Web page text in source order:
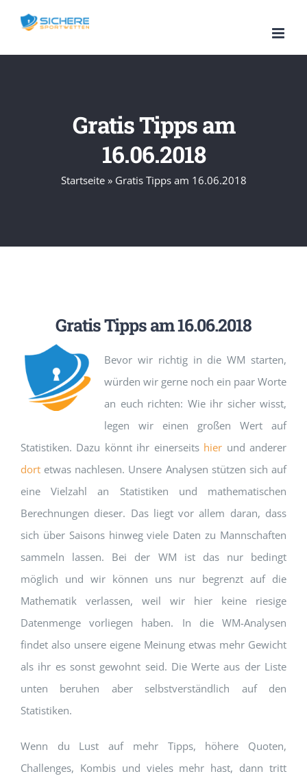
Inhalt
springen
Gratis Tipps am
16.06.2018
Startseite» Gratis Tipps am 16.06.2018
Gratis Tipps am 16.06.2018
Bevor wir richtig in die WM starten,
würden wir gerne noch ein paar Worte
an euch richten: Wie ihr sicher wisst,
legen wir einen großen Wert auf
Statistiken. Dazu könnt ihr einerseits hier und anderer
dort etwas nachlesen. Unsere Analysen stützen sich auf
eine Vielzahl an Statistiken und mathematischen
Berechnungen dieser. Das liegt vor allem daran, dass
sich über Saisons hinweg viele Daten zu Mannschaften
sammeln lassen. Bei der WM ist das nur bedingt
möglich und wir können uns nur begrenzt auf die
Mathematik verlassen, weil wir hier keine riesige
Datenmenge vorliegen haben. In die WM-Analysen
findet also unsere eigene Meinung etwas mehr Gewicht
als ihr es sonst gewohnt seid. Die Werte aus der Liste
unten beruhen aber selbstverständlich auf den
Statistiken.
Wenn du Lust auf mehr Tipps, höhere Quoten,
Challenges, Kombis und vieles mehr hast, dann tritt